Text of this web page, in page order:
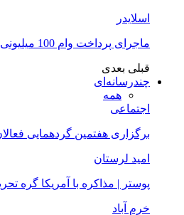
اسلایدر
ماجرای پرداخت وام 100 میلیونی برای نوسازی تجهیزات کشاورزان لرستانی چیست؟
قبلی بعدی
چندرسانه‌ای
همه
اجتماعی
برگزاری هفتمین گردهمایی
امید لرستان
پوستر | مذاکره با آمریکا گره
خرم آباد